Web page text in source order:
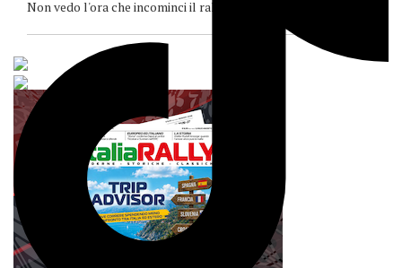
Non vedo l'ora che incominci il rally acropolis